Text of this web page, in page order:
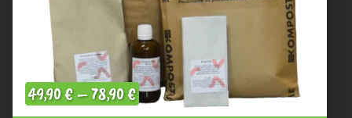
49,90€–78,90€